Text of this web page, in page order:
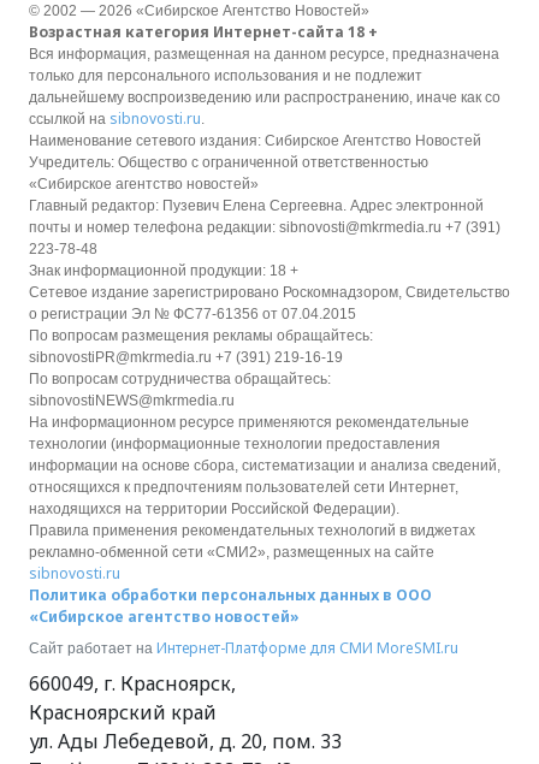
© 2002 — 2026 «Сибирское Агентство Новостей»
Возрастная категория Интернет-сайта 18 +
Вся информация, размещенная на данном ресурсе, предназначена
только для персонального использования и не подлежит
дальнейшему воспроизведению или распространению, иначе как со
ссылкой на sibnovosti.ru.
Наименование сетевого издания: Сибирское Агентство Новостей
Учредитель: Общество с ограниченной ответственностью
«Сибирское агентство новостей»
Главный редактор: Пузевич Елена Сергеевна. Адрес электронной
почты и номер телефона редакции: sibnovosti@mkrmedia.ru +7 (391)
223-78-48
Знак информационной продукции: 18 +
Сетевое издание зарегистрировано Роскомнадзором, Свидетельство
о регистрации Эл № ФС77-61356 от 07.04.2015
По вопросам размещения рекламы обращайтесь:
sibnovostiPR@mkrmedia.ru +7 (391) 219-16-19
По вопросам сотрудничества обращайтесь:
sibnovostiNEWS@mkrmedia.ru
На информационном ресурсе применяются рекомендательные
технологии (информационные технологии предоставления
информации на основе сбора, систематизации и анализа сведений,
относящихся к предпочтениям пользователей сети Интернет,
находящихся на территории Российской Федерации).
Правила применения рекомендательных технологий в виджетах
рекламно-обменной сети «СМИ2», размещенных на сайте
sibnovosti.ru
Политика обработки персональных данных в ООО
«Сибирское агентство новостей»
Сайт работает на Интернет-Платформе для СМИ MoreSMI.ru
660049, г. Красноярск,
Красноярский край
ул. Ады Лебедевой, д. 20, пом. 33